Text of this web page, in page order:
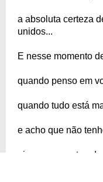
a absoluta certeza
unidos...
E nesse momento
quando penso em
quando tudo está
e acho que não
eis que surge tua